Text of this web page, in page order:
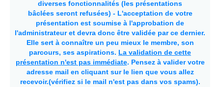
diverses fonctionnalités (les présentations
bâclées seront refusées) - L'acceptation de votre
présentation est soumise à l'approbation de
l'administrateur et devra donc être validée par ce dernier.
Elle sert à connaître un peu mieux le membre, son
parcours, ses aspirations. La validation de cette
présentation n'est pas immédiate. Pensez à valider votre
adresse mail en cliquant sur le lien que vous allez
recevoir.(vérifiez si le mail n'est pas dans vos spams).